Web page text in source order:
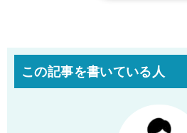
この記事を書いている人